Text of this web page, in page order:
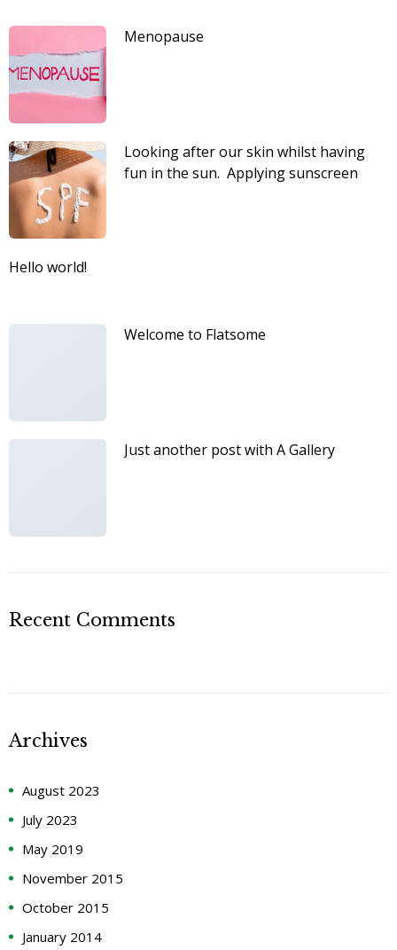
Menopause
Looking after our skin whilst having
fun in the sun. Applying sunscreen
Hello world!
Welcome to Flatsome
Just another post with A Gallery
Recent Comments
Archives
August 2023
July 2023
May 2019
November 2015
October 2015
January 2014